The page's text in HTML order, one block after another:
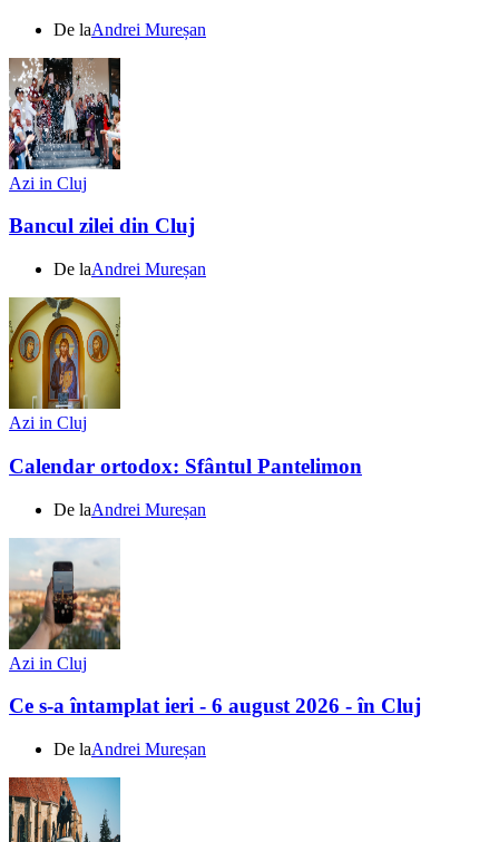
De laAndrei Mureșan
Azi in Cluj
Bancul zilei din Cluj
De laAndrei Mureșan
Azi in Cluj
Calendar ortodox: Sfântul Pantelimon
De laAndrei Mureșan
Azi in Cluj
Ce s-a întamplat ieri - 6 august 2026 - în Cluj
De laAndrei Mureșan